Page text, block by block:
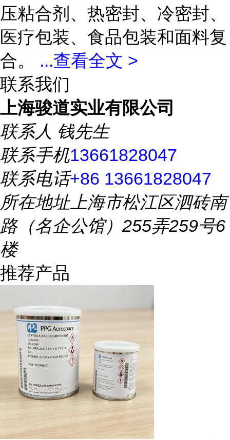
压粘合剂、热密封、冷密封、
医疗包装、食品包装和面料复
合。 ...查看全文 >
联系我们
上海骏道实业有限公司
联系人 钱先生
联系手机13661828047
联系电话+86 13661828047
所在地址上海市松江区泗砖南
路（名企公馆）255弄259号6
楼
推荐产品